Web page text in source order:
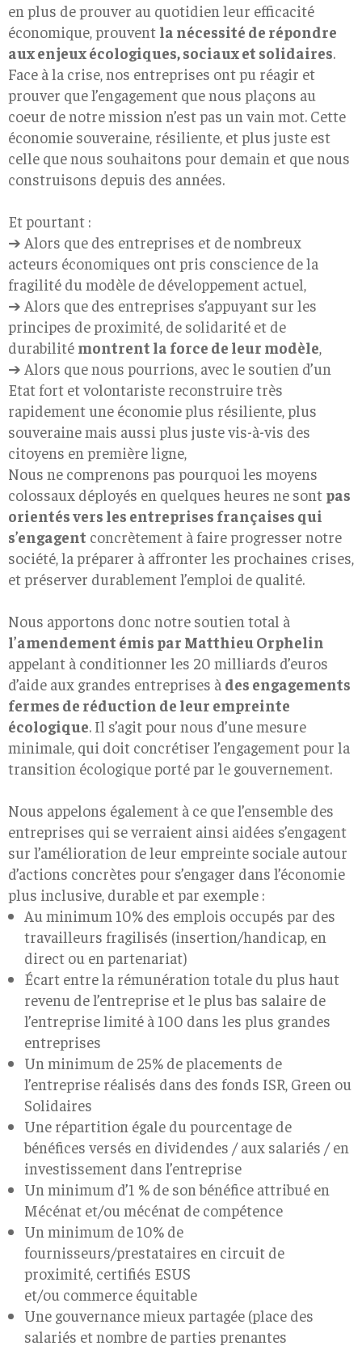
en plus de prouver au quotidien leur ​efficacité
économique​, prouvent la ​nécessité de répondre
aux enjeux écologiques, sociaux et solidaires​.
Face à la crise, nos entreprises ont pu réagir et
prouver que l’engagement que nous plaçons au
coeur de notre mission n’est pas un vain mot. Cette
économie souveraine, résiliente, et plus juste est
celle que nous souhaitons pour demain et que nous
construisons depuis des années.
Et pourtant :
➔ Alors que des entreprises et de nombreux
acteurs économiques ont pris conscience de la
fragilité du modèle de développement actuel,
➔ Alors que des entreprises s’appuyant sur les
principes de ​proximité​, de ​solidarité et de
durabilité​ montrent la​ force de leur modèle​,
➔ Alors que nous pourrions, avec le soutien d’un
Etat fort et volontariste reconstruire très
rapidement une économie plus résiliente, plus
souveraine mais aussi plus juste vis-à-vis des
citoyens en première ligne,
Nous ne comprenons pas pourquoi les moyens
colossaux déployés en quelques heures ne sont pas
orientés vers les entreprises françaises qui
s’engagent concrètement à faire progresser notre
société, la préparer à affronter les prochaines crises,
et préserver durablement l’emploi de qualité.
Nous apportons donc notre soutien total à
l’amendement émis par Matthieu Orphelin
appelant à conditionner les 20 milliards d’euros
d’aide aux grandes entreprises à des engagements
fermes de réduction de leur empreinte
écologique. Il s’agit pour nous d’une mesure
minimale, qui doit concrétiser l’engagement pour la
transition écologique porté par le gouvernement.
Nous appelons également à ce que l’ensemble des
entreprises qui se verraient ainsi aidées s’engagent
sur l’amélioration de leur empreinte sociale autour
d’actions concrètes pour s’engager dans l’économie
plus inclusive, durable ​et par exemple :
Au minimum 10% des emplois occupés par des
travailleurs fragilisés (insertion/handicap, en
direct ou en partenariat)
Écart entre la rémunération totale du plus haut
revenu de l’entreprise et le plus bas salaire de
l’entreprise limité à 100 dans les plus grandes
entreprises
Un minimum de 25% de placements de
l’entreprise réalisés dans des fonds ISR, Green ou
Solidaires
Une répartition égale du pourcentage de
bénéfices versés en dividendes / aux salariés / en
investissement dans l’entreprise
Un minimum d’1 % de son bénéfice attribué en
Mécénat et/ou mécénat de compétence
Un minimum de 10% de
fournisseurs/prestataires en circuit de
proximité, certifiés ESUS
et/ou commerce équitable
Une gouvernance mieux partagée (place des
salariés et nombre de parties prenantes